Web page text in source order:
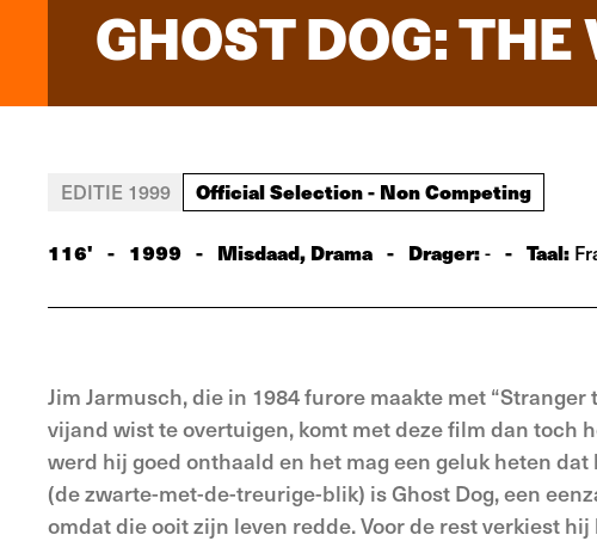
GHOST DOG:
EDITIE 1999 Official Selection - Non Competing
116' - 1999 - Misdaad, Drama - Drager:- - Taal:
Jim Jarmusch, die in 1984 furore maakte met
vijand wist te overtuigen, komt met deze film dan toch
werd hij goed onthaald en het mag een geluk heten
(de zwarte-met-de-treurige-blik) is Ghost Dog, een
omdat die ooit zijn leven redde. Voor de rest verkiest